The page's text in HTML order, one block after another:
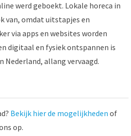
werd geboekt. Lokale horeca in
van, omdat uitstapjes en
via apps en websites worden
digitaal en fysiek ontspannen is
Nederland, allang vervaagd.
Bekijk hier de mogelijkheden of
op.